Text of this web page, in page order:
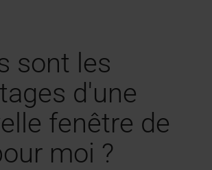
sont les
d'une
fenêtre de
moi ?